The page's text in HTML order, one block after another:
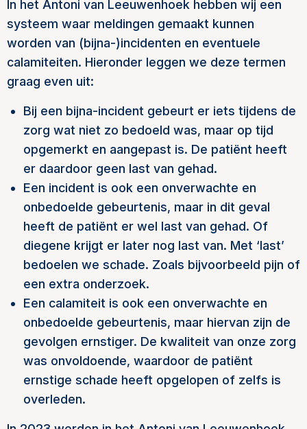
In het Antoni van Leeuwenhoek hebben wij een
systeem waar meldingen gemaakt kunnen
worden van (bijna-)incidenten en eventuele
calamiteiten. Hieronder leggen we deze termen
graag even uit:
Bij een bijna-incident gebeurt er iets tijdens de
zorg wat niet zo bedoeld was, maar op tijd
opgemerkt en aangepast is. De patiënt heeft
er daardoor geen last van gehad.
Een incident is ook een onverwachte en
onbedoelde gebeurtenis, maar in dit geval
heeft de patiënt er wel last van gehad. Of
diegene krijgt er later nog last van. Met ‘last’
bedoelen we schade. Zoals bijvoorbeeld pijn of
een extra onderzoek.
Een calamiteit is ook een onverwachte en
onbedoelde gebeurtenis, maar hiervan zijn de
gevolgen ernstiger. De kwaliteit van onze zorg
was onvoldoende, waardoor de patiënt
ernstige schade heeft opgelopen of zelfs is
overleden.